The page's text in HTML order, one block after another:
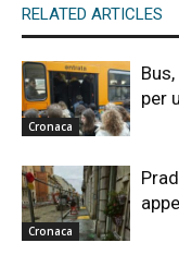
RELATED ARTICLES
Cronaca
per
Cronaca